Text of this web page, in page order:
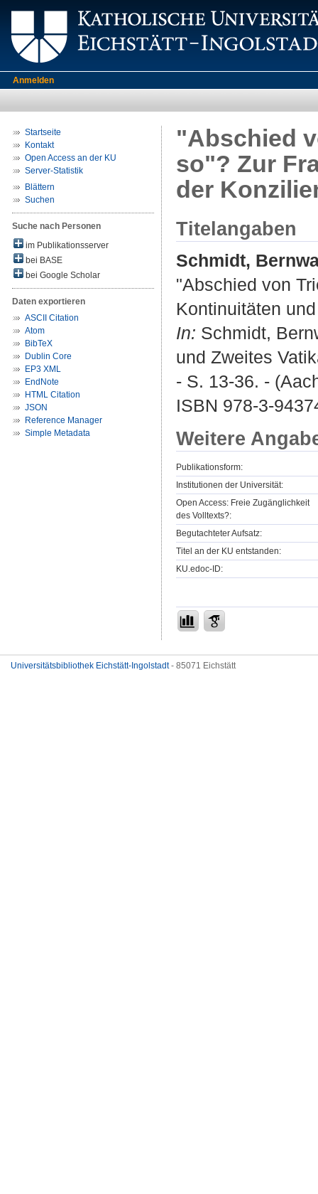
Anmelden
Startseite
Kontakt
Open Access an der KU
Server-Statistik
Blättern
Suchen
Suche nach Personen
im Publikationsserver
bei BASE
bei Google Scholar
Daten exportieren
ASCII Citation
Atom
BibTeX
Dublin Core
EP3 XML
EndNote
HTML Citation
JSON
Reference Manager
Simple Metadata
"Abschied
so"? Zur
der
Titelangaben
Schmidt,
"Abschied von
Kontinuitäten
In: Schmidt,
und Zweites
- S. 13-36. -
ISBN 978-3-
Weitere
Publikationsform:
Institutionen der Universität:
Open Access: Freie Zugänglichkeit
des Volltexts?:
Begutachteter Aufsatz:
Titel an der KU entstanden:
KU.edoc-ID:
Universitätsbibliothek Eichstätt-Ingolstadt- 85071 Eichstätt